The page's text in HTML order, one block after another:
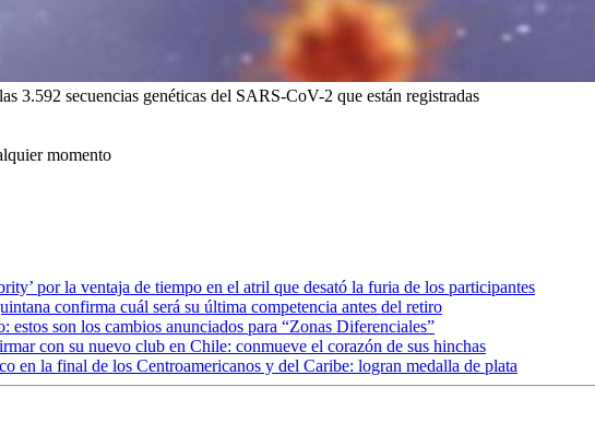
3.592 secuencias genéticas del SARS-CoV-2 que están registradas
momento
por la ventaja de tiempo en el atril que desató la furia de los participantes
confirma cuál será su última competencia antes del retiro
son los cambios anunciados para “Zonas Diferenciales”
con su nuevo club en Chile: conmueve el corazón de sus hinchas
en la final de los Centroamericanos y del Caribe: logran medalla de plata